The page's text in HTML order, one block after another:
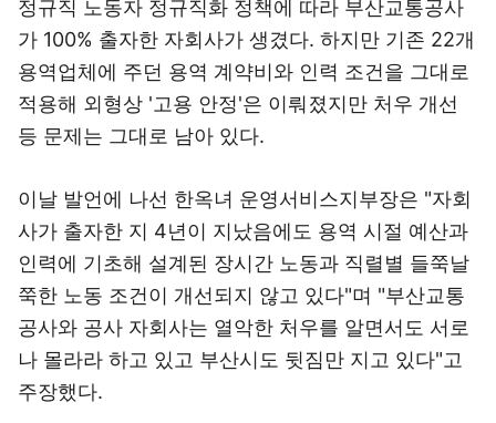
정규직 노동자 정규직화 정책에 따라 부산교통공사
가 100% 출자한 자회사가 생겼다. 하지만 기존 22개
용역업체에 주던 용역 계약비와 인력 조건을 그대로
적용해 외형상 '고용 안정'은 이뤄졌지만 처우 개선
등 문제는 그대로 남아 있다.
이날 발언에 나선 한옥녀 운영서비스지부장은 "자회
사가 출자한 지 4년이 지났음에도 용역 시절 예산과
인력에 기초해 설계된 장시간 노동과 직렬별 들쭉날
쭉한 노동 조건이 개선되지 않고 있다"며 "부산교통
공사와 공사 자회사는 열악한 처우를 알면서도 서로
나 몰라라 하고 있고 부산시도 뒷짐만 지고 있다"고
주장했다.